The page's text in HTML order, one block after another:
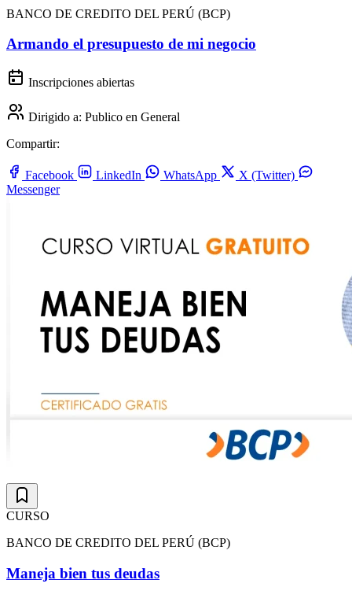
BANCO DE CREDITO DEL PERÚ (BCP)
Armando el presupuesto de mi negocio
Inscripciones abiertas
Dirigido a: Publico en General
Compartir:
Facebook LinkedIn WhatsApp
X (Twitter)
Messenger
CURSO
BANCO DE CREDITO DEL PERÚ (BCP)
Maneja bien tus deudas